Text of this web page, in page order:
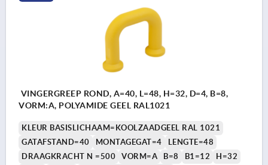
VINGERGREEP ROND, A=40, L=48, H=32, D=4, B=8,
VORM:A, POLYAMIDE GEEL RAL1021
KLEUR BASISLICHAAM=KOOLZAADGEEL RAL 1021
GATAFSTAND=40
MONTAGEGAT=4
LENGTE=48
DRAAGKRACHT N =500
VORM=A B=8 B1=12
H=32